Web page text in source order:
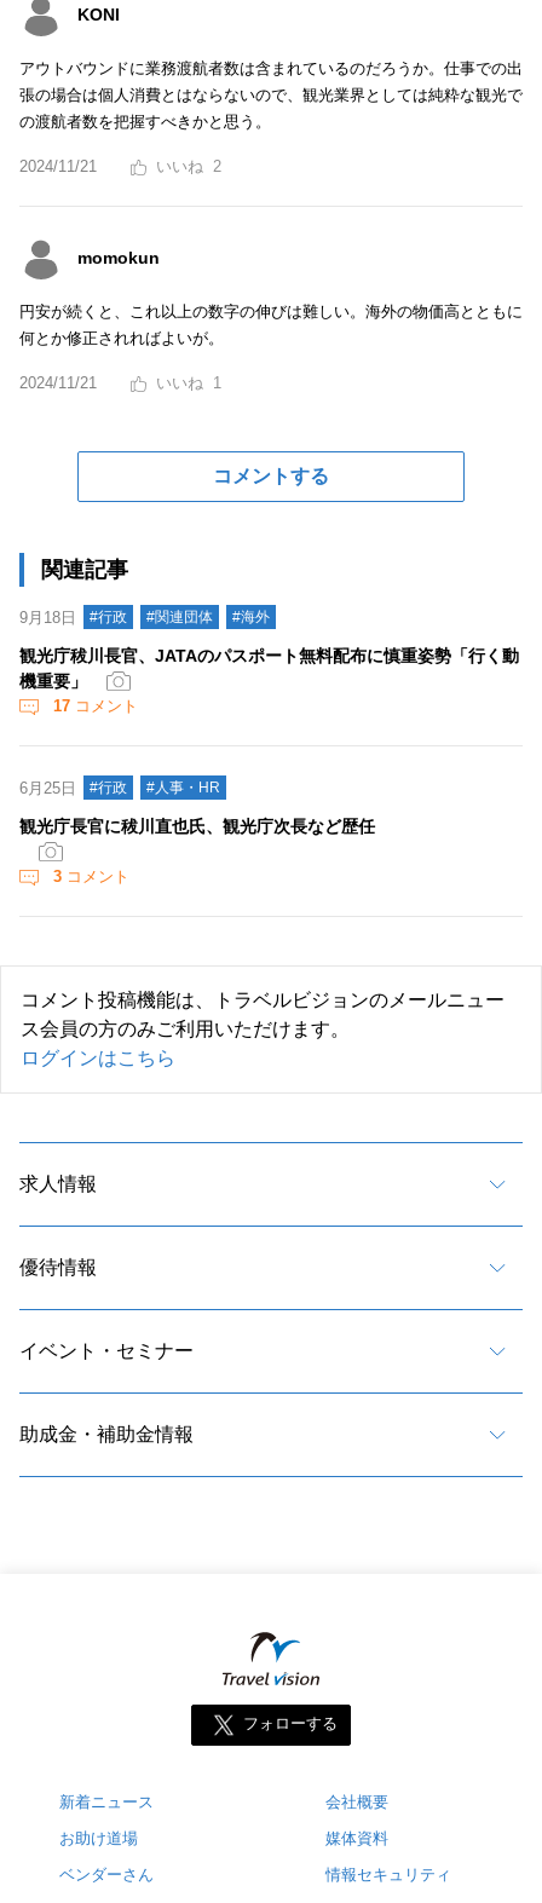
KONI
アウトバウンドに業務渡航者数は含まれているのだろうか。仕事での出
張の場合は個人消費とはならないので、観光業界としては純粋な観光で
の渡航者数を把握すべきかと思う。
2024/11/21 2
momokun
円安が続くと、これ以上の数字の伸びは難しい。海外の物価高とともに
何とか修正されればよいが。
2024/11/21 1
コメントする
関連記事
9月18日 #行政 #関連団体 #海外
観光庁秡川長官、JATAのパスポート無料配布に慎重姿勢「行く動
機重要」
17 コメント
6月25日 #行政 #人事・HR
観光庁長官に秡川直也氏、観光庁次長など歴任
3 コメント
コメント投稿機能は、トラベルビジョンのメールニュー
ス会員の方のみご利用いただけます。
ログインはこちら
求人情報
優待情報
イベント・セミナー
助成金・補助金情報
フォローする
新着ニュース
お助け道場
ベンダーさん
会社概要
媒体資料
情報セキュリティ